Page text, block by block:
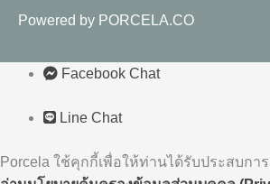
Powered by PORCELA.CO
Facebook Chat
Line Chat
Porcela ใช้คุกกี้เพื่อให้ท่านได้รับประสบก